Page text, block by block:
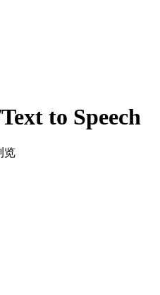
to Speech
览